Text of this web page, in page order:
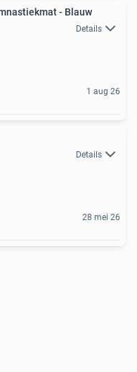
- Blauw
Details
1 aug 26
Details
28 mei 26